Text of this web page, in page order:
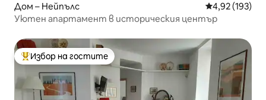
Дом – Нейпълс Средна
4,92 (193)
Уютен апартамент в историческия център
Най-популярен избор на гостите
Избор на гостите